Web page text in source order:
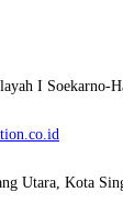
I Soekarno-
Utara, Kota